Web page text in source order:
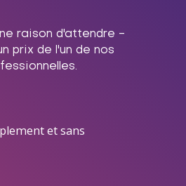
raison d'attendre -
prix de l'un de nos
et sans